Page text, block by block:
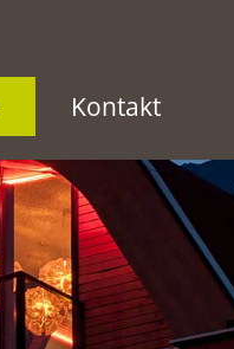
Kontakt